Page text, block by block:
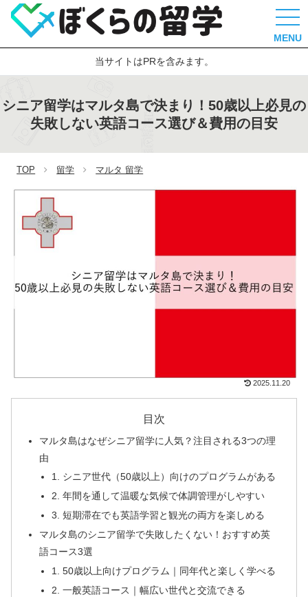
MENU
当サイトはPRを含みます。
シニア留学はマルタ島で決まり！50歳以上必見の
失敗しない英語コース選び＆費用の目安
TOP 留学 マルタ 留学
2025.11.20
目次
マルタ島はなぜシニア留学に人気？注目される3つの理
由
1. シニア世代（50歳以上）向けのプログラムがある
2. 年間を通して温暖な気候で体調管理がしやすい
3. 短期滞在でも英語学習と観光の両方を楽しめる
マルタ島のシニア留学で失敗したくない！おすすめ英
語コース3選
1. 50歳以上向けプログラム｜同年代と楽しく学べる
2. 一般英語コース｜幅広い世代と交流できる